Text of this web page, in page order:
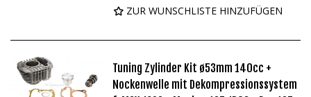
ZUR WUNSCHLISTE HINZUFÜGEN
Tuning Zylinder Kit ø53mm 140cc +
Nockenwelle mit Dekompressionssystem